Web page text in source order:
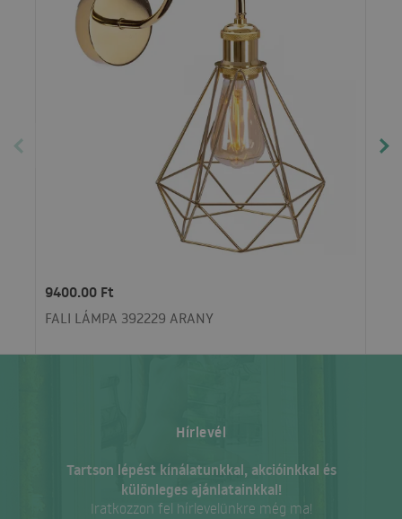
9400.00 Ft
FALI LÁMPA 392229 ARANY
Hírlevél
Tartson lépést kínálatunkkal, akcióinkkal és
különleges ajánlatainkkal!
Iratkozzon fel hírlevelünkre még ma!